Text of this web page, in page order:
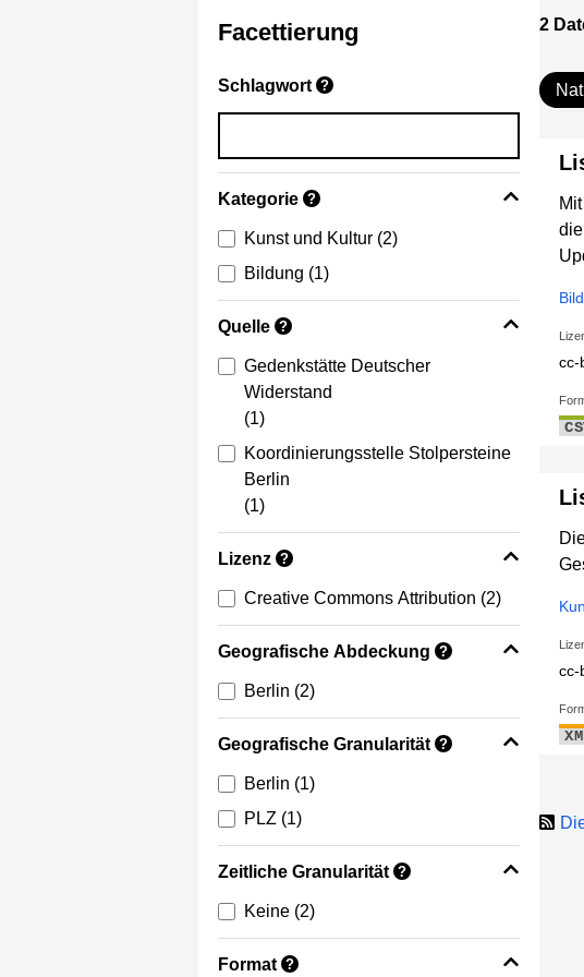
Facettierung
Schlagwort ?
Kategorie ?
Kunst und Kultur (2)
Bildung (1)
Quelle ?
Gedenkstätte Deutscher
Widerstand
(1)
Koordinierungsstelle Stolpersteine
Berlin
(1)
Lizenz ?
Creative Commons Attribution (2)
Geografische Abdeckung ?
Berlin (2)
Geografische Granularität ?
Berlin (1)
PLZ (1)
Zeitliche Granularität ?
Keine (2)
Format ?
2
cc-
cc-